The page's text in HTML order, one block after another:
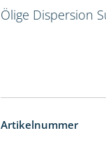
Ölige Dispersion
Artikelnummer